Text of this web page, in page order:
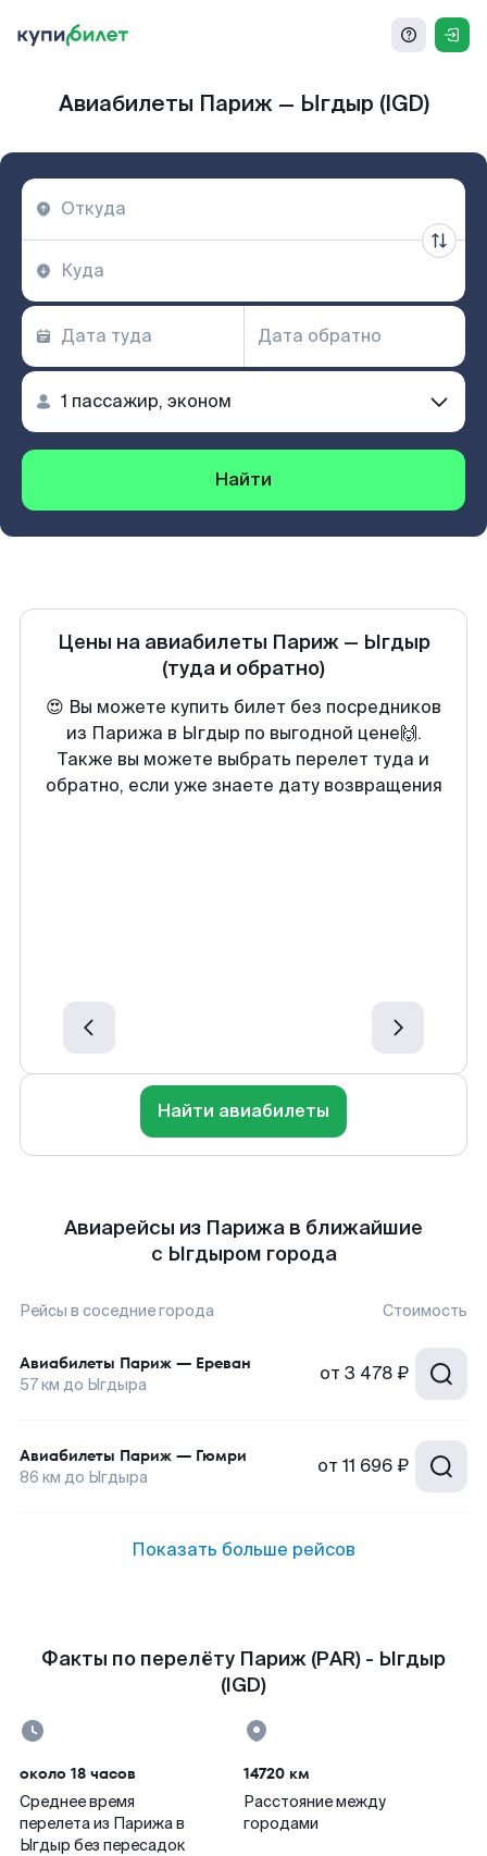
Авиабилеты Париж — Ыгдыр (IGD)
Найти
Цены на авиабилеты Париж— Ыгдыр
(туда и обратно)
😍 Вы можете купить билет без посредников
из Парижа в Ыгдыр по выгодной цене🙌.
Также вы можете выбрать перелет туда и
обратно, если уже знаете дату возвращения
Найти авиабилеты
Авиарейсы из Парижа в ближайшие
с Ыгдыром города
Рейсы в соседние города Стоимость
Авиабилеты Париж — Ереван
57км до Ыгдыра от 3 478 ₽
Авиабилеты Париж — Гюмри
86 км до Ыгдыра от 11 696 ₽
Показать больше рейсов
Факты по перелёту Париж (PAR) - Ыгдыр
(IGD)
около 18 часов
Среднее время
перелета из Парижа в
Ыгдыр без пересадок
14720 км
Расстояние между
городами